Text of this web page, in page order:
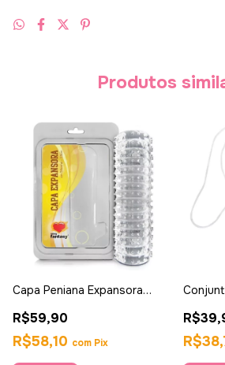
Produtos
Capa Peniana Expansora
R$59,90
R$58,10 com Pix